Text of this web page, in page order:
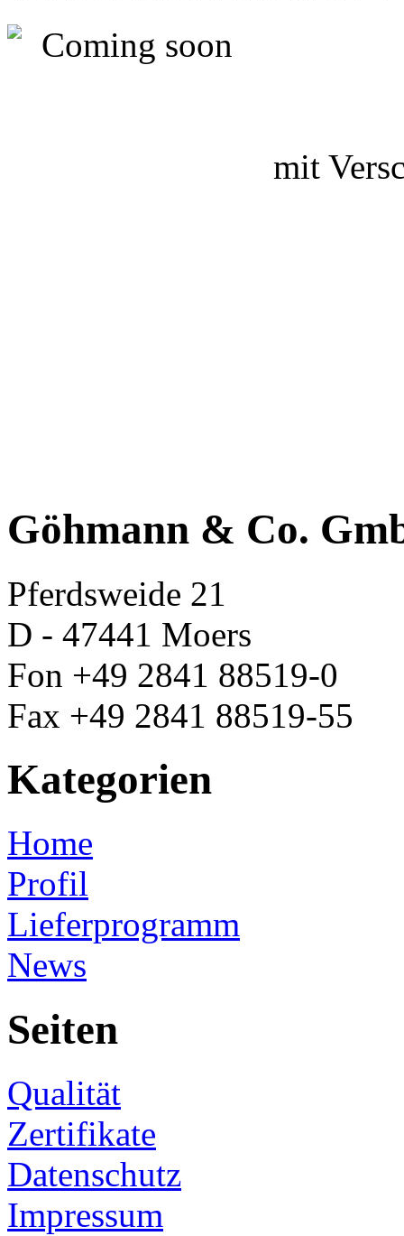
mit
Göhmann & Co.
Pferdsweide 21
D - 47441 Moers
Fon +49 2841 88519-0
Fax +49 2841 88519-55
Kategorien
Home
Profil
Lieferprogramm
News
Seiten
Qualität
Zertifikate
Datenschutz
Impressum